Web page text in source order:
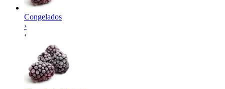
Congelados
›
‹